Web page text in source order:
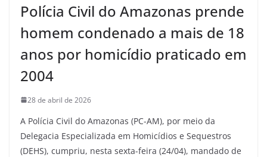
Polícia Civil do Amazonas prende
homem condenado a mais de 18
anos por homicídio praticado em
2004
28 de abril de 2026
A Polícia Civil do Amazonas (PC-AM), por meio da
Delegacia Especializada em Homicídios e Sequestros
(DEHS), cumpriu, nesta sexta-feira (24/04), mandado de